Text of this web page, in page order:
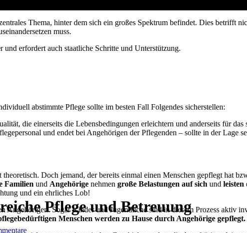
Pflege und Betreuung
Thema, hinter dem sich ein großes Spektrum befindet. Dies betrifft
muss.
r und erfordert auch staatliche Schritte und Unterstützung.
abstimmte Pflege sollte im besten Fall Folgendes sicherstellen:
die einerseits die Lebensbedingungen erleichtern und anderseits für
und endet bei Angehörigen der Pflegenden – sollte in der Lage
Doch jemand, der bereits einmal einen Menschen gepflegt hat
Familien und Angehörige nehmen große Belastungen auf sich und leisten
und ein ehrliches Lob!
Angehörigen. Sogar Kinder und Jugendliche sind in diesem Prozess aktiv
Menschen werden zu Hause durch Angehörige gepflegt.